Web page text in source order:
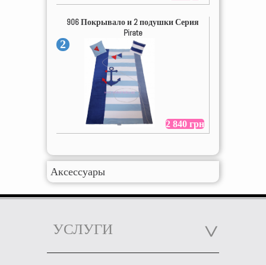
906 Покрывало и 2 подушки Серия
Pirate
2
2 840 грн
Аксессуары
УСЛУГИ